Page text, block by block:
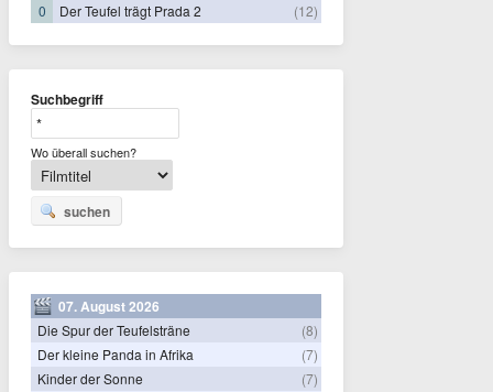
0
Der Teufel trägt Prada 2 (12)
Suchbegriff
Wo überall suchen?
suchen
07. August 2026
Die Spur der Teufelsträne
(8)
Der kleine Panda in Afrika
(7)
Kinder der Sonne
(7)